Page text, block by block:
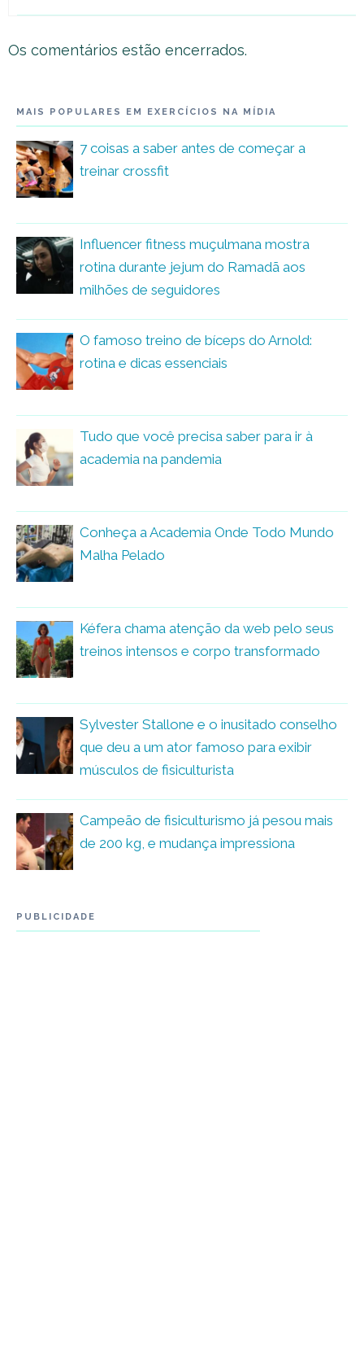
Os comentários estão encerrados.
MAIS POPULARES EM EXERCÍCIOS NA MÍDIA
7 coisas a saber antes de começar a
treinar crossfit
Influencer fitness muçulmana mostra
rotina durante jejum do Ramadã aos
milhões de seguidores
O famoso treino de bíceps do Arnold:
rotina e dicas essenciais
Tudo que você precisa saber para ir à
academia na pandemia
Conheça a Academia Onde Todo Mundo
Malha Pelado
Kéfera chama atenção da web pelo seus
treinos intensos e corpo transformado
Sylvester Stallone e o inusitado conselho
que deu a um ator famoso para exibir
músculos de fisiculturista
Campeão de fisiculturismo já pesou mais
de 200 kg, e mudança impressiona
PUBLICIDADE